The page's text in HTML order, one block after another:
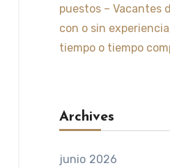
puestos – Vacantes
con o sin
tiempo o tiempo
Archives
junio 2026